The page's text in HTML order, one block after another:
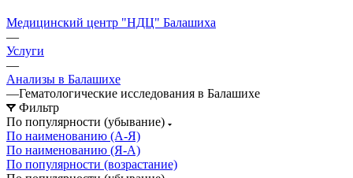
Медицинский центр "НДЦ" Балашиха
—
Услуги
—
Анализы в Балашихе
—Гематологические исследования в Балашихе
Фильтр
По популярности (убывание)
По наименованию (А-Я)
По наименованию (Я-А)
По популярности (возрастание)